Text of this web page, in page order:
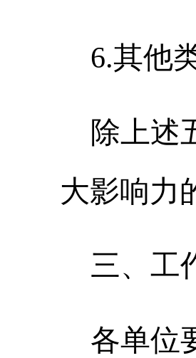
6.其他
除上述
大影响力
三、工
各单位